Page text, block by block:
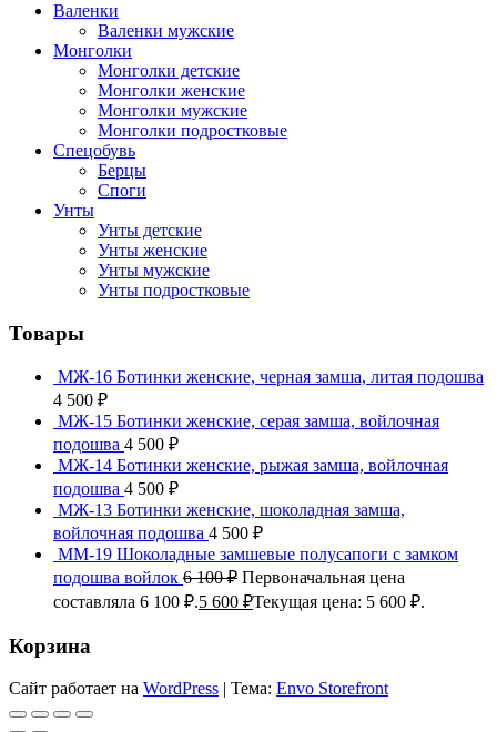
Валенки
Валенки мужские
Монголки
Монголки детские
Монголки женские
Монголки мужские
Монголки подростковые
Спецобувь
Берцы
Споги
Унты
Унты детские
Унты женские
Унты мужские
Унты подростковые
Товары
МЖ-16 Ботинки женские, черная замша, литая подошва
4 500 ₽
МЖ-15 Ботинки женские, серая замша, войлочная
подошва 4 500 ₽
МЖ-14 Ботинки женские, рыжая замша, войлочная
подошва 4 500 ₽
МЖ-13 Ботинки женские, шоколадная замша,
войлочная подошва 4 500 ₽
ММ-19 Шоколадные замшевые полусапоги с замком
подошва войлок 6 100₽ Первоначальная цена
составляла 6 100 ₽.5 600 ₽Текущая цена: 5 600 ₽.
Корзина
Сайт работает на WordPress | Тема: Envo Storefront